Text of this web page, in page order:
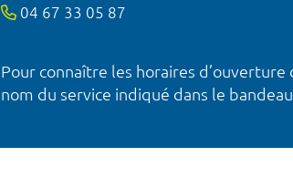
04 67 33 05 87
Pour connaître les horaires
nom du service indiqué dans le